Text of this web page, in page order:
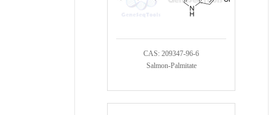
CAS: 209347-96-6
Salmon-Palmitate